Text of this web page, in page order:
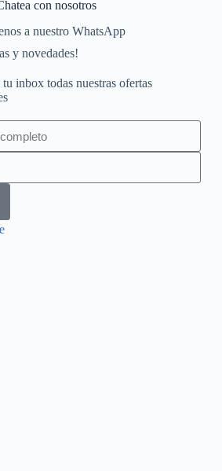
con nosotros
a nuestro WhatsApp
y novedades!
inbox todas nuestras ofertas